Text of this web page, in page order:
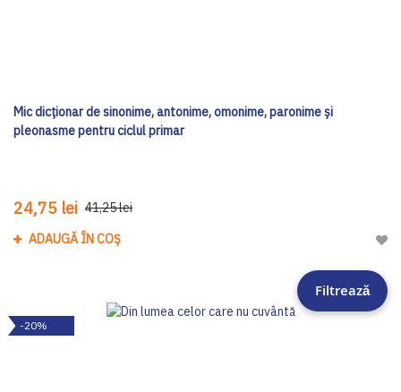
Mic dicționar de sinonime, antonime, omonime, paronime și
pleonasme pentru ciclul primar
24,75 lei 41,25 lei
ADAUGĂ ÎN COȘ
-20%
Filtrează